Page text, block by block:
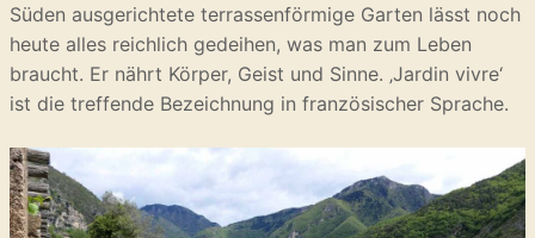
Süden ausgerichtete terrassenförmige Garten lässt noch
heute alles reichlich gedeihen, was man zum Leben
braucht. Er nährt Körper, Geist und Sinne. ‚Jardin vivre‘
ist die treffende Bezeichnung in französischer Sprache.